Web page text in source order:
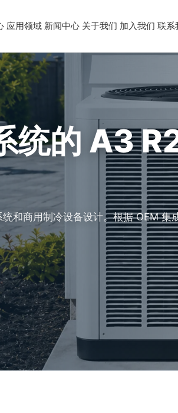
应用领域 新闻中心 关于我们 加入我们 联系
统的 A3
和商用制冷设备设计。根据 OEM 集